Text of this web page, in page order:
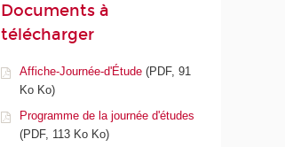
Documents à
télécharger
Affiche-Journée-d'Étude (PDF, 91
Ko Ko)
Programme de la journée d'études
(PDF, 113 Ko Ko)